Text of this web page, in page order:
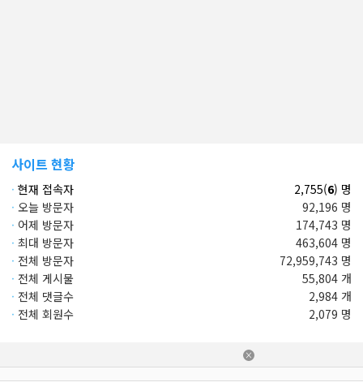
×
사이트 현황
· 현재 접속자 2,755(6) 명
· 오늘 방문자
92,196 명
· 어제 방문자
174,743 명
· 최대 방문자
463,604 명
· 전체 방문자
72,959,743 명
· 전체 게시물
55,804 개
· 전체 댓글수
2,984 개
· 전체 회원수 2,079 명